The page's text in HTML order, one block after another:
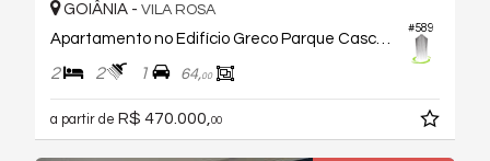
#589
GOIÂNIA - VILA ROSA
Apartamento no Edifício Greco Parque Cascavel
2 2 1 64,00
a partir de R$ 470.000, 00